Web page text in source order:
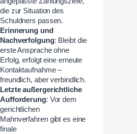
die zur Situation des
Schuldners passen.
Erinnerung und
Nachverfolgung: Bleibt die
erste Ansprache ohne
Erfolg, erfolgt eine erneute
Kontaktaufnahme –
freundlich, aber verbindlich.
Letzte außergerichtliche
Aufforderung: Vor dem
gerichtlichen
Mahnverfahren gibt es eine
finale